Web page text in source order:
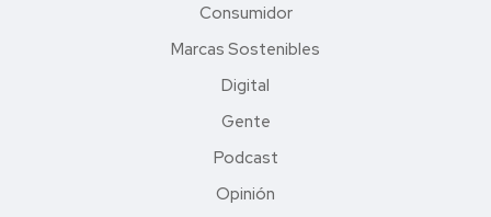
Consumidor
Marcas Sostenibles
Digital
Gente
Podcast
Opinión